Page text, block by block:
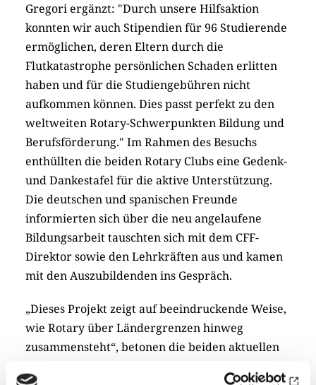
Gregori ergänzt: "Durch unsere Hilfsaktion
konnten wir auch Stipendien für 96 Studierende
ermöglichen, deren Eltern durch die
Flutkatastrophe persönlichen Schaden erlitten
haben und für die Studiengebühren nicht
aufkommen können. Dies passt perfekt zu den
weltweiten Rotary-SchwerpunktenBildung und
Berufsförderung." Im Rahmen des Besuchs
enthüllten die beiden Rotary Clubs eine Gedenk-
und Dankestafel für die aktive Unterstützung.
Die deutschen und spanischen Freunde
informierten sich über die neu angelaufene
Bildungsarbeit tauschten sich mit dem CFF-
Direktor sowie den Lehrkräften aus und kamen
mit den Auszubildenden ins Gespräch.
„Dieses Projekt zeigt auf beeindruckende Weise,
wie Rotary über Ländergrenzen hinweg
zusammensteht“, betonen die beiden aktuellen